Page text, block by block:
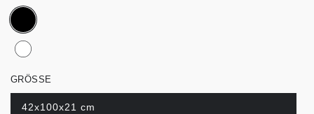
GRÖSSE
42x100x21 cm